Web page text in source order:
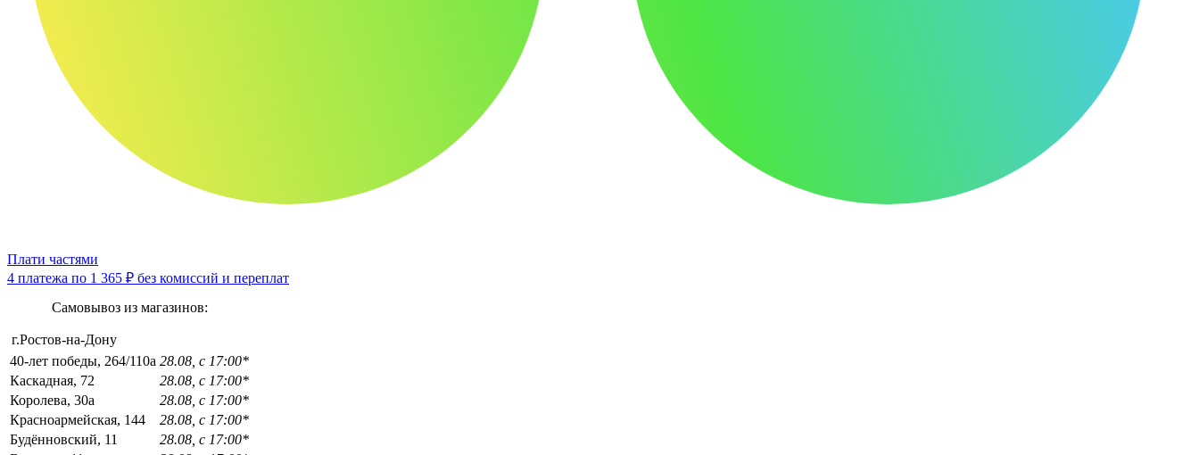
Плати частями
4 платежа по 1 365 ₽ без комиссий и переплат
Самовывоз из магазинов:
г.Ростов-на-Дону
40-лет победы, 264/110а 28.08, с 17:00*
Каскадная, 72
28.08, с 17:00*
Королева, 30а
28.08, с 17:00*
Красноармейская, 144
28.08, с 17:00*
Будённовский, 11
28.08, с 17:00*